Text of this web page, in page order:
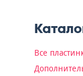
Все